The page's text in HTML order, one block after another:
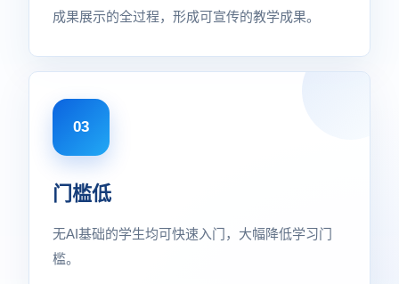
成果展示的全过程，形成可宣传的教学成果。
03
门槛低
无AI基础的学生均可快速入门，大幅降低学习门
槛。